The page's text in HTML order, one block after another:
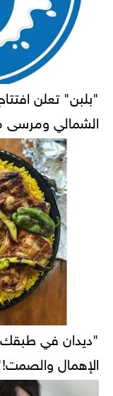
الشمالي ومرسى
"ديدان في
الإهمال